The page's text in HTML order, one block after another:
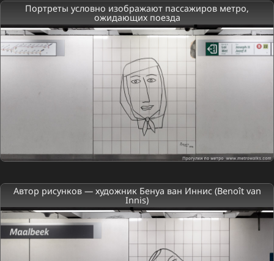
Портреты условно изображают пассажиров метро,
ожидающих поезда
Автор рисунков — художник Бенуа ван Иннис (Benoît van
Innis)